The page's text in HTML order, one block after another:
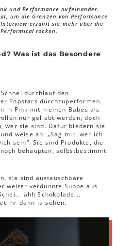
und Performance aufeinander.
um die Grenzen von Performance
erzählt sie mehr über die
rocken.
Was ist das Besondere
den
Popstars durchzuperformen.
in Pink mit meinen Babes als
nur geliebt werden, doch
wer sie sind. Dafür biedern sie
weise an: „Sag mir, wer ich
sein“. Sie sind Produkte, die
behaupten, selbstbestimmt
sie sind austauschbare
weiter verdünnte Suppe aus
ähh Schokolade...
ihr dann ja sehen.